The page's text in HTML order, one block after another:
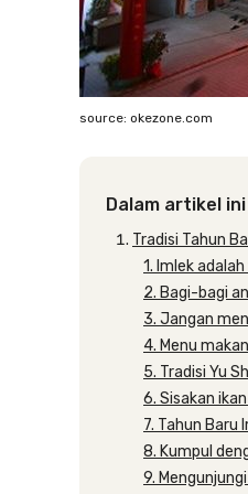
source: okezone.com
Dalam artikel ini
Tradisi Tahun
1. Imlek
2. Bagi-bagi
3. Jangan
4. Menu
5. Tradisi Yu
6. Sisakan
7. Tahun Baru
8. Kumpul
9.